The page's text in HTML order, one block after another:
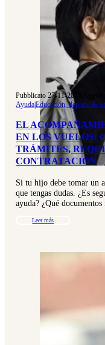
Pubblicato 27-11-2015
Ayuda|Educación, deporte &
EL
EN LOS VUELOS:
TRÁMITES,
CONTRATACIÓN
Si tu hijo debe tomar un
que tengas dudas. ¿Es
ayuda? ¿Qué documentos
Leer más